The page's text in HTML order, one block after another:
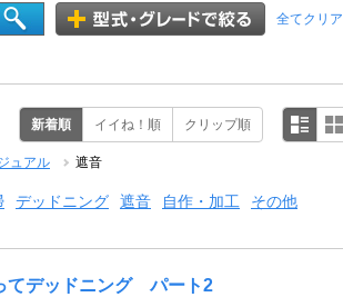
全てクリア
新着順 イイね！順 クリップ順
ュアル 遮音
デッドニング 遮音 自作・加工 その他
てデッドニング パート2